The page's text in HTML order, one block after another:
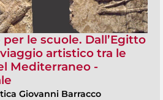
le scuole. Dall’Egitto
artistico tra le
Mediterraneo -
Giovanni Barracco